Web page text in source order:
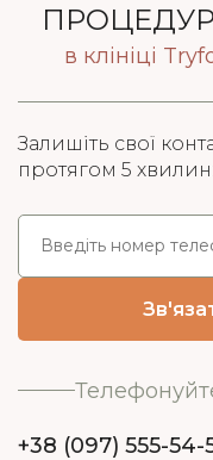
в клініці
Залишіть свої
протягом 5 хвилин:
+38 (097) 555-54-